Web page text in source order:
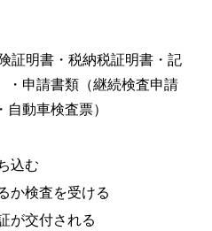
証明書・税納税証明書・記
・申請書類（継続検査申請
動車検査票）
込む
か検査を受ける
が交付される